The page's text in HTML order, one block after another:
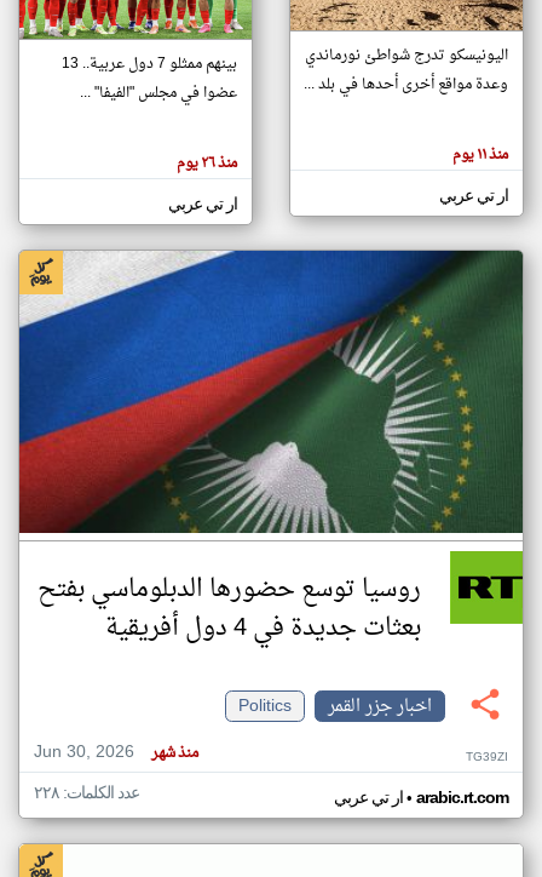
تغيير الدولة
اخبار جزر القمر على مدار الساعة
أهم اخبار جزر القمر العاجلة والمباشرة
هنا عن
وجهة
كاتبيها.
اليونيسكو تدرج شواطئ نورماندي
وعدة مواقع أخرى أحدها في بلد ...
منذ ١١ يوم
ار تي عربي
بينهم ممثلو 7 دول عربية.. 13
عضوا في مجلس "الفيفا" ...
منذ ٢٦ يوم
ار تي عربي
روسيا توسع حضورها الدبلوماسي بفتح
بعثات جديدة في 4 دول أفريقية
اخبار جزر القمر
Politics
Jun 30, 2026
منذ شهر TG39ZI
ار تي عربي• arabic.rt.com عدد الكلمات: ٢٢٨
klyoum.com